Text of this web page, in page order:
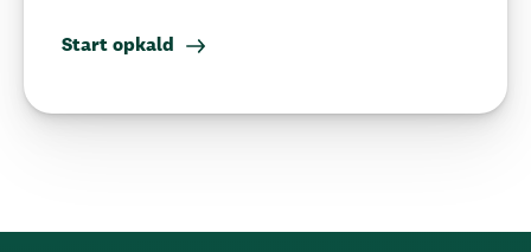
Start opkald